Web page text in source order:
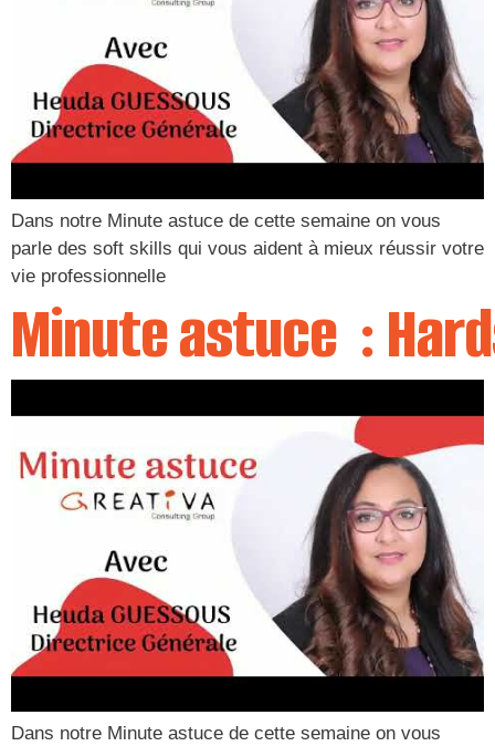
Dans notre Minute astuce de cette semaine on vous
parle des soft skills qui vous aident à mieux réussir votre
vie professionnelle
Minute astuce :
Dans notre Minute astuce de cette semaine on vous